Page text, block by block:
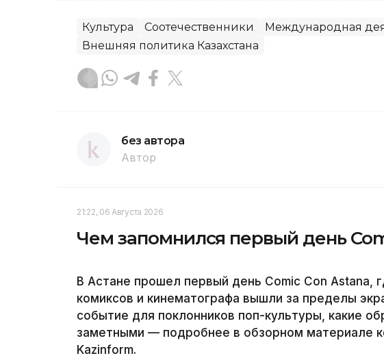
Культура Соотечественники Международная
Внешняя политика Казахстана
без автора
Автор
21:22, 06 Августа 2026
Чем запомнился первый день
В Астане прошел первый день Comic Con Astana,
комиксов и кинематографа вышли за пределы
событие для поклонников поп-культуры, какие
заметными — подробнее в обзорном материале
Kazinform.